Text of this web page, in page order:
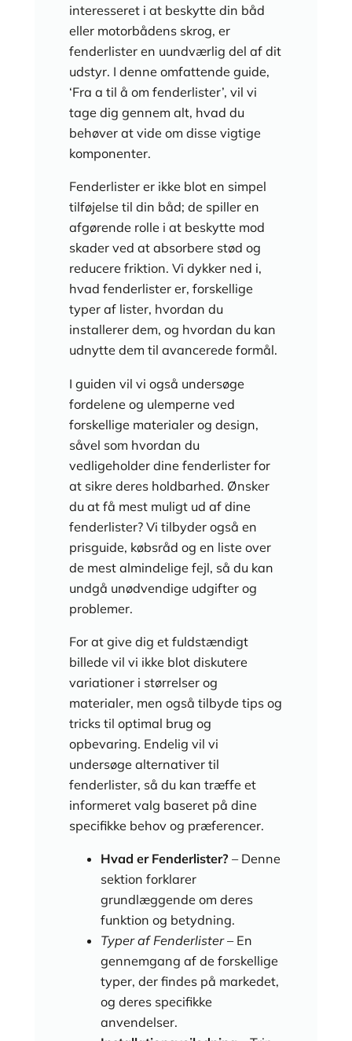
interesseret i at beskytte din båd
eller motorbådens skrog, er
fenderlister en uundværlig del af dit
udstyr. I denne omfattende guide,
‘Fra a til å om fenderlister’, vil vi
tage dig gennem alt, hvad du
behøver at vide om disse vigtige
komponenter.
Fenderlister er ikke blot en simpel
tilføjelse til din båd; de spiller en
afgørende rolle i at beskytte mod
skader ved at absorbere stød og
reducere friktion. Vi dykker ned i,
hvad fenderlister er, forskellige
typer af lister, hvordan du
installerer dem, og hvordan du kan
udnytte dem til avancerede formål.
I guiden vil vi også undersøge
fordelene og ulemperne ved
forskellige materialer og design,
såvel som hvordan du
vedligeholder dine fenderlister for
at sikre deres holdbarhed. Ønsker
du at få mest muligt ud af dine
fenderlister? Vi tilbyder også en
prisguide, købsråd og en liste over
de mest almindelige fejl, så du kan
undgå unødvendige udgifter og
problemer.
For at give dig et fuldstændigt
billede vil vi ikke blot diskutere
variationer i størrelser og
materialer, men også tilbyde tips og
tricks til optimal brug og
opbevaring. Endelig vil vi
undersøge alternativer til
fenderlister, så du kan træffe et
informeret valg baseret på dine
specifikke behov og præferencer.
Hvad er Fenderlister? – Denne
sektion forklarer
grundlæggende om deres
funktion og betydning.
Typer af Fenderlister– En
gennemgang af de forskellige
typer, der findes på markedet,
og deres specifikke
anvendelser.